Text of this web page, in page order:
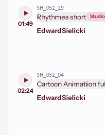
01:49
SH_052_29
Rhythmea short
EdwardSielicki
02:24
SH_052_04
Cartoon Animatiion
EdwardSielicki